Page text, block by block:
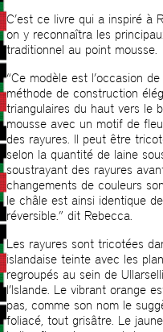
C’est ce livre qui a inspiré à
on y reconnaîtra les
traditionnel au point mousse.
“Ce modèle est l’occasion
méthode de construction
triangulaires du haut vers le
mousse avec un motif de
des rayures. Il peut être
selon la quantité de laine
soustrayant des rayures
changements de couleurs
le châle est ainsi identique
réversible.” dit Rebecca.
Les rayures sont tricotées
islandaise teinte avec les
regroupés au sein de
l’Islande. Le vibrant orange
pas, comme son nom le
foliacé, tout grisâtre. Le